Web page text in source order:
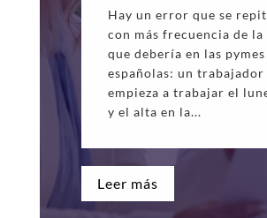
Hay un error que se
con más frecuencia de la
que debería en las pymes
españolas: un trabajador
empieza a trabajar el
y el alta en la...
Leer más